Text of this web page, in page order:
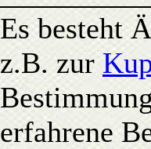
Es besteht
z.B. zur
erfahrene